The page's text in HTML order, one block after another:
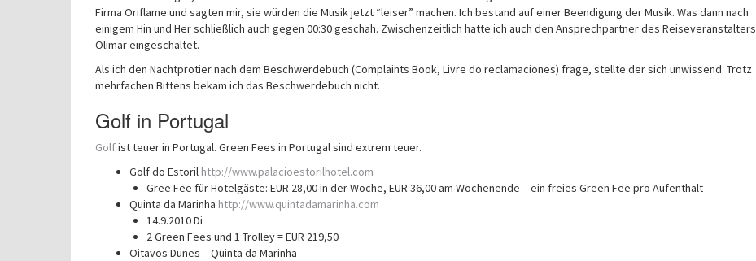
Firma Oriflame und sagten mir, sie würden die Musik jetzt “leiser” machen. Ich bestand auf einer Beendigung der Musik. Was dann nach
einigem Hin und Her schließlich auch gegen 00:30 geschah. Zwischenzeitlich hatte ich auch den Ansprechpartner des Reiseveranstalters
Olimar eingeschaltet.
Als ich den Nachtprotier nach dem Beschwerdebuch (Complaints Book, Livre do reclamaciones) frage, stellte der sich unwissend. Trotz
mehrfachen Bittens bekam ich das Beschwerdebuch nicht.
Golf in Portugal
Golfist teuer in Portugal. Green Fees in Portugal sind extrem teuer.
Golf do Estoril http://www.palacioestorilhotel.com
Gree Fee für Hotelgäste: EUR 28,00 in der Woche, EUR 36,00 am Wochenende – ein freies Green Fee pro Aufenthalt
Quinta da Marinha http://www.quintadamarinha.com
14.9.2010 Di
2 Green Fees und 1 Trolley = EUR 219,50
Oitavos Dunes – Quinta da Marinha –